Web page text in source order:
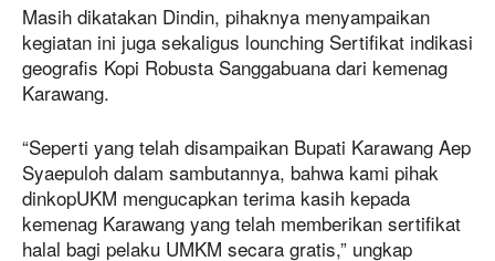
Masih dikatakan Dindin, pihaknya menyampaikan
kegiatan ini juga sekaligus lounching Sertifikat indikasi
geografis Kopi Robusta Sanggabuana dari kemenag
Karawang.
“Seperti yang telah disampaikan Bupati Karawang Aep
Syaepuloh dalam sambutannya, bahwa kami pihak
dinkopUKM mengucapkan terima kasih kepada
kemenag Karawang yang telah memberikan sertifikat
halal bagi pelaku UMKM secara gratis,” ungkap